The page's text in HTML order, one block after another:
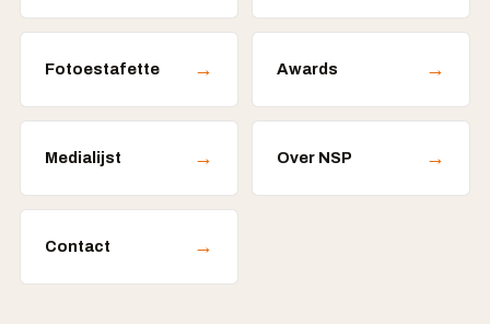
Fotoestafette → Awards →
Medialijst → Over NSP →
Contact →